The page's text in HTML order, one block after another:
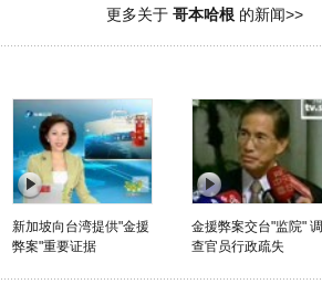
更多关于 哥本哈根的新闻>>
新加坡向台湾提供"金援
弊案"重要证据
金援弊案交台"监院" 调
查官员行政疏失